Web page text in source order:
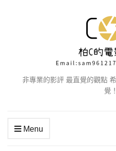
非專業的影評 最直覺的觀點
覺！
Menu